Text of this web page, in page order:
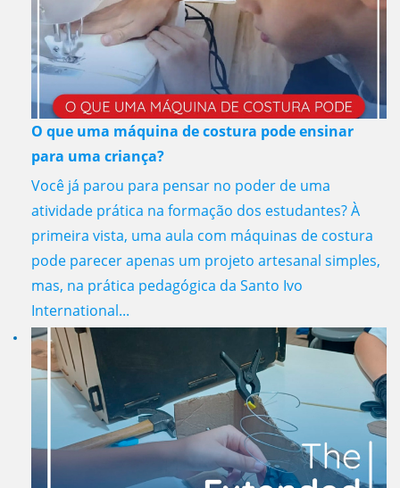
O que uma máquina de costura pode ensinar
para uma criança?
Você já parou para pensar no poder de uma
atividade prática na formação dos estudantes? À
primeira vista, uma aula com máquinas de costura
pode parecer apenas um projeto artesanal simples,
mas, na prática pedagógica da Santo Ivo
International...